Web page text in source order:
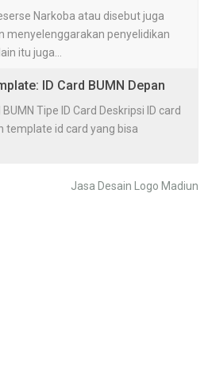
Narkoba atau disebut juga
menyelenggarakan penyelidikan
itu juga...
ID Card BUMN Depan
BUMN Tipe ID Card Deskripsi ID card
template id card yang bisa
Jasa Desain Logo Madiun